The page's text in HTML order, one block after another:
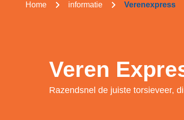
Home informatie Verenexpress
Veren
Razendsnel de juiste torsieveer,